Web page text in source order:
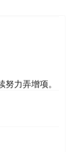
7日
转载请注明来
工程教育网】
力弄增项。